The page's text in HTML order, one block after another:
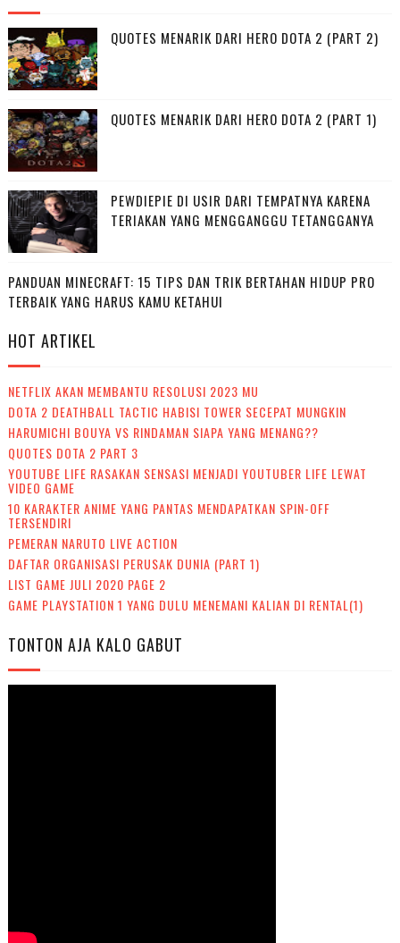
QUOTES MENARIK DARI HERO DOTA 2 (PART 2)
QUOTES MENARIK DARI HERO DOTA 2 (PART 1)
PEWDIEPIE DI USIR DARI TEMPATNYA KARENA
TERIAKAN YANG MENGGANGGU TETANGGANYA
PANDUAN MINECRAFT: 15 TIPS DAN TRIK BERTAHAN HIDUP PRO
TERBAIK YANG HARUS KAMU KETAHUI
HOT ARTIKEL
NETFLIX AKAN MEMBANTU RESOLUSI 2023 MU
DOTA 2 DEATHBALL TACTIC HABISI TOWER SECEPAT MUNGKIN
HARUMICHI BOUYA VS RINDAMAN SIAPA YANG MENANG??
QUOTES DOTA 2 PART 3
YOUTUBE LIFE RASAKAN SENSASI MENJADI YOUTUBER LIFE LEWAT
VIDEO GAME
10 KARAKTER ANIME YANG PANTAS MENDAPATKAN SPIN-OFF
TERSENDIRI
PEMERAN NARUTO LIVE ACTION
DAFTAR ORGANISASI PERUSAK DUNIA (PART 1)
LIST GAME JULI 2020 PAGE 2
GAME PLAYSTATION 1 YANG DULU MENEMANI KALIAN DI RENTAL(1)
TONTON AJA KALO GABUT